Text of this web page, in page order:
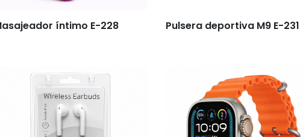
íntimo E-228 Pulsera deportiva M9 E-231